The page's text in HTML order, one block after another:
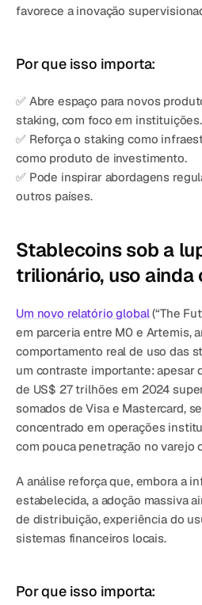
favorece a inovação
Por que isso importa:
✅ Abre espaço para novos
staking, com foco em instituições.
✅ Reforça o staking como
como produto de investimento.
✅ Pode inspirar abordagens
outros países.
Stablecoins sob a
trilionário, uso
Um novo relatório global (“The
em parceria entre M0 e Artemis,
comportamento real de uso das
um contraste importante: apesar
de US$ 27 trilhões em 2024
somados de Visa e Mastercard,
concentrado em operações
com pouca penetração no varejo
A análise reforça que, embora a
estabelecida, a adoção massiva
de distribuição, experiência do
sistemas financeiros locais.
Por que isso importa: